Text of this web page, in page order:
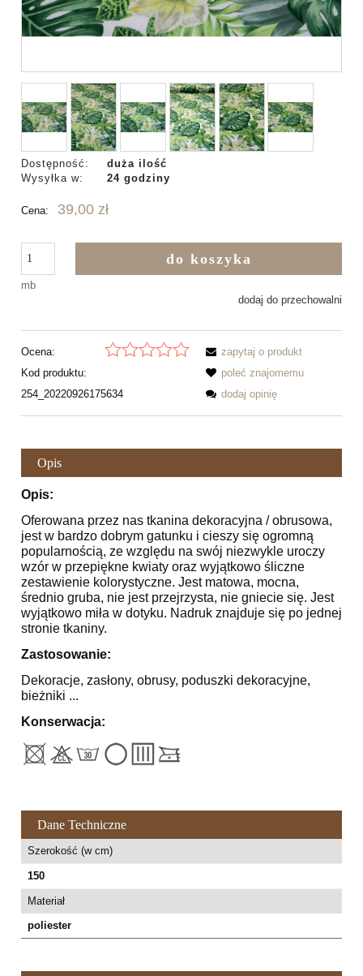
Dostępność:
duża ilość
Wysyłka w:
24 godziny
Cena: 39,00 zł
mb
do koszyka
dodaj do przechowalni
Ocena:
Kod produktu:
254_20220926175634
zapytaj o produkt
poleć znajomemu
dodaj opinię
Opis
Opis:
Oferowana przez nas tkanina dekoracyjna / obrusowa,
jest w bardzo dobrym gatunku i cieszy się ogromną
popularnością, ze względu na swój niezwykle uroczy
wzór w przepiękne kwiaty oraz wyjątkowo śliczne
zestawienie kolorystyczne. Jest matowa, mocna,
średnio gruba, nie jest przejrzysta, nie gniecie się. Jest
wyjątkowo miła w dotyku. Nadruk znajduje się po jednej
stronie tkaniny.
Zastosowanie:
Dekoracje, zasłony, obrusy, poduszki dekoracyjne,
bieżniki ...
Konserwacja:
Dane Techniczne
Szerokość (w cm)
150
Materiał
poliester